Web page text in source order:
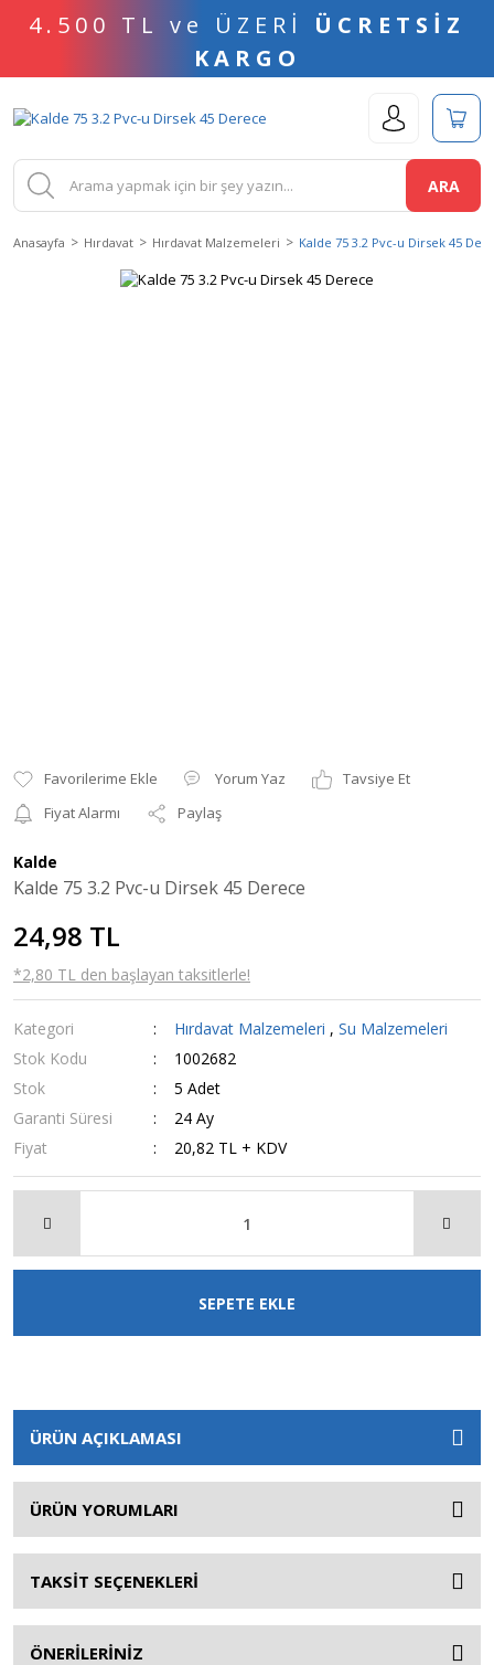
4.500 TL ve ÜZERİ ÜCRETSİZ
KARGO
ARA
Anasayfa Hırdavat Hırdavat Malzemeleri Kalde 75 3.2 Pvc-u Dirsek 45
Yorum Yaz
Tavsiye Et
Fiyat Alarmı
Paylaş
Kalde
Kalde 75 3.2 Pvc-u Dirsek 45 Derece
24,98 TL
*2,80 TL den başlayan taksitlerle!
Kategori Hırdavat Malzemeleri ,Su Malzemeleri
Stok Kodu
1002682
Stok
5 Adet
Garanti Süresi
24 Ay
Fiyat
20,82 TL + KDV
SEPETE EKLE
ÜRÜN AÇIKLAMASI
ÜRÜN YORUMLARI
TAKSİT SEÇENEKLERİ
ÖNERİLERİNİZ